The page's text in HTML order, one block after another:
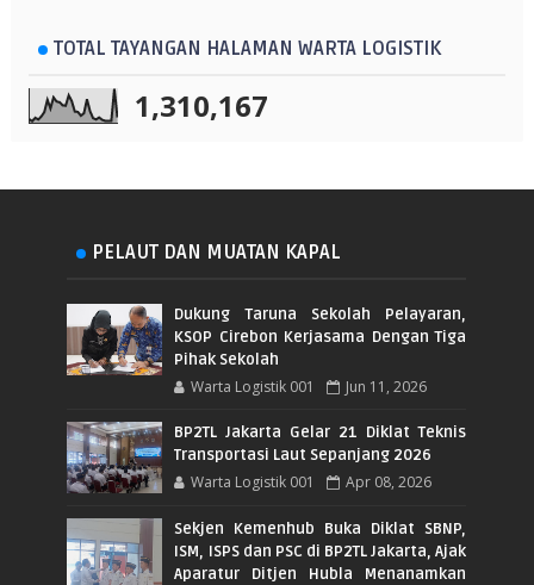
TOTAL TAYANGAN HALAMAN WARTA LOGISTIK
1,310,167
PELAUT DAN MUATAN KAPAL
Dukung Taruna Sekolah Pelayaran,
KSOP Cirebon Kerjasama Dengan Tiga
Pihak Sekolah
Warta Logistik 001 Jun 11, 2026
BP2TL Jakarta Gelar 21 Diklat Teknis
Transportasi Laut Sepanjang 2026
Warta Logistik 001 Apr 08, 2026
Sekjen Kemenhub Buka Diklat SBNP,
ISM, ISPS dan PSC di BP2TL Jakarta, Ajak
Aparatur Ditjen Hubla Menanamkan